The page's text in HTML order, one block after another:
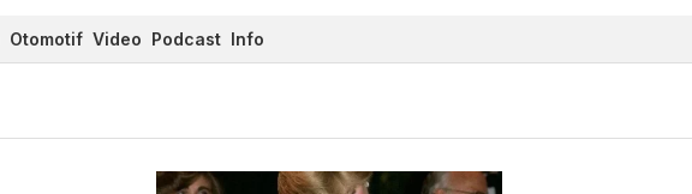
Otomotif Video Podcast Info